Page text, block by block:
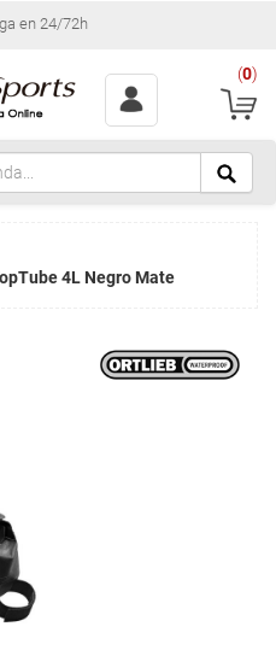
en 24/72h
(0)
4L Negro Mate